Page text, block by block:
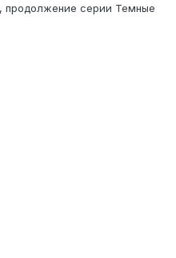
продолжение серии Темные